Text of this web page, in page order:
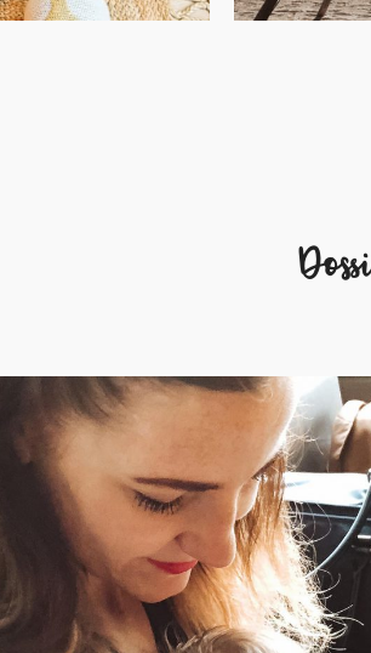
Handbagage voor je
baby: inpaklijst en
checklist met 16
voor in het vliegtuig
Reizen met een kleine baby hoeft niet